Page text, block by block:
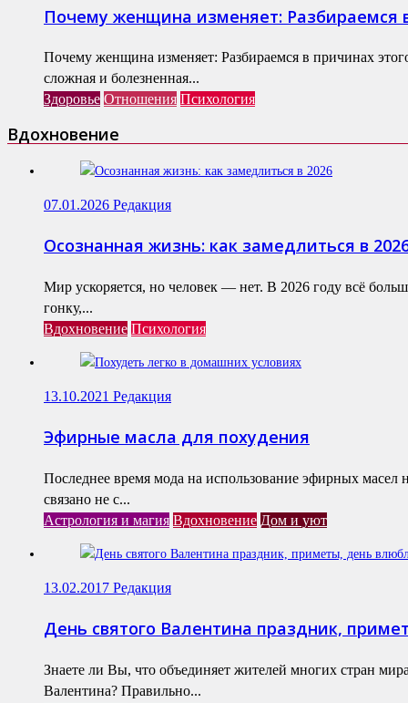
Почему женщина изменяет: Разбираемся
Почему женщина изменяет: Разбираемся в причинах
сложная и болезненная...
Здоровье Отношения Психология
Вдохновение
07.01.2026 Редакция
Осознанная жизнь: как замедлиться в
Мир ускоряется, но человек — нет. В 2026 году всё
гонку,...
Вдохновение Психология
13.10.2021 Редакция
Эфирные масла для похудения
Последнее время мода на использование эфирных масел
связано не с...
Астрология и магия Вдохновение Дом и уют
13.02.2017 Редакция
День святого Валентина праздник,
Знаете ли Вы, что объединяет жителей многих стран
Валентина? Правильно...